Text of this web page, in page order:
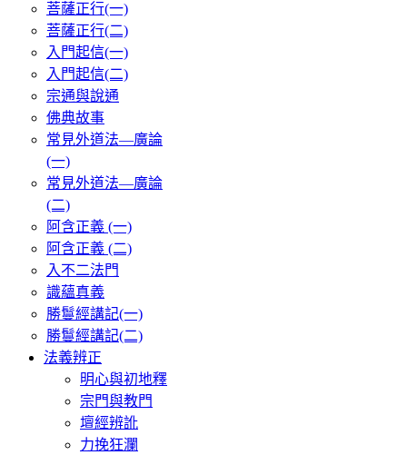
菩薩正行(一)
菩薩正行(二)
入門起信(一)
入門起信(二)
宗通與說通
佛典故事
常見外道法—廣論
(一)
常見外道法—廣論
(二)
阿含正義 (一)
阿含正義 (二)
入不二法門
識蘊真義
勝鬘經講記(一)
勝鬘經講記(二)
法義辨正
明心與初地釋
宗門與教門
壇經辨訛
力挽狂瀾